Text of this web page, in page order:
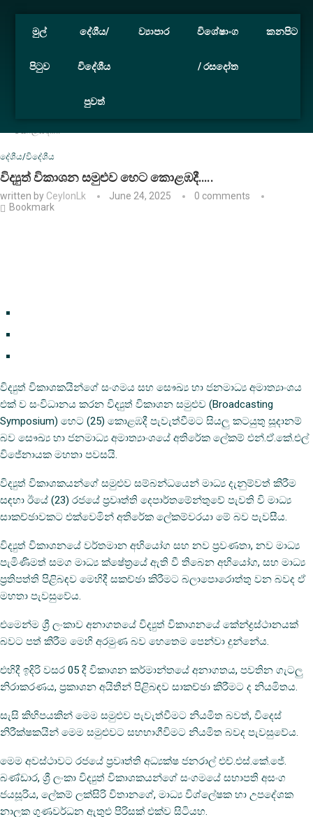
මුල්
පිටුව
දේශීය/
විදේශීය
පුවත්
ව්‍යාපාර විශේෂාංග
/ රසදෝත
කනපිට
කොළඹදී…..
දේශීය/විදේශීය
විද්‍යුත් විකාශන සමුළුව හෙට කොළඹදී…..
written by CeylonLk June 24, 2025
0 comments
Bookmark
විද්‍යුත් විකාශකයින්ගේ සංගමය සහ සෞඛ්‍ය හා ජනමාධ්‍ය අමාත්‍යාංශය
එක් ව සංවිධානය කරන විද්‍යුත් විකාශන සමුළුව (Broadcasting
Symposium) හෙට (25) කොළඹදී පැවැත්වීමට සියලු කටයුතු සූදානම්
බව සෞඛ්‍ය හා ජනමාධ්‍ය අමාත්‍යාංශයේ අතිරේක ලේකම් එන්.ඒ.කේ.එල්
විජේනායක මහතා පවසයි.
විද්‍යුත් විකාශකයන්ගේ සමුළුව සම්බන්ධයෙන් මාධ්‍ය දැනුම්වත් කිරීම
සඳහා ඊයේ (23) රජයේ ප්‍රවෘත්ති දෙපාර්තමේන්තුවේ පැවති වි මාධ්‍ය
සාකච්ඡාවකට එක්වෙමින් අතිරේක ලේකම්වරයා මේ බව පැවසීය.
විද්‍යුත් විකාශනයේ වර්තමාන අභියෝග සහ නව ප්‍රවණතා, නව මාධ්‍ය
පැමිණිමත් සමග මාධ්‍ය ක්ෂේත්‍රයේ ඇති වී තිබෙන අභියෝග, සහ මාධ්‍ය
ප්‍රතිපත්ති පිළිබඳව මෙහිදී සකච්ඡා කිරීමට බලාපොරොත්තු වන බවද ඒ
මහතා පැවසුවේය.
එමෙන්ම ශ්‍රී ලංකාව අනාගතයේ විද්‍යුත් විකාශනයේ කේන්ද්‍රස්ථානයක්
බවට පත් කිරීම මෙහි අරමුණ බව හෙතෙම පෙන්වා දුන්නේය.
එහිදී ඉදිරි වසර 05 දී විකාශන කර්මාන්තයේ අනාගතය, පවතින ගැටලු
නිරාකරණය, ප්‍රකාශන අයිතීන් පිළිබඳව සාකච්ඡා කිරීමට ද නියමිතය.
සැසි කිහිපයකින් මෙම සමුළුව පැවැත්වීමට නියමිත බවත්, විදෙස්
නිරීක්ෂකයින් මෙම සමුළුවට සහභාගීවිමට නියමිත බවද පැවසුවේය.
මෙම අවස්ථාවට රජයේ ප්‍රවෘත්ති අධ්‍යක්ෂ ජනරාල් එච්.එස්.කේ.ජේ.
බණ්ඩාර, ශ්‍රී ලංකා විද්‍යුත් විකාශකයන්ගේ සංගමයේ සභාපති අසංග
ජයසූරිය, ලේකම් ලක්සිරි විතානගේ, මාධ්‍ය විශ්ලේෂක හා උපදේශක
නාලක ගුණවර්ධන ඇතුළු පිරිසක් එක්ව සිටියහ.